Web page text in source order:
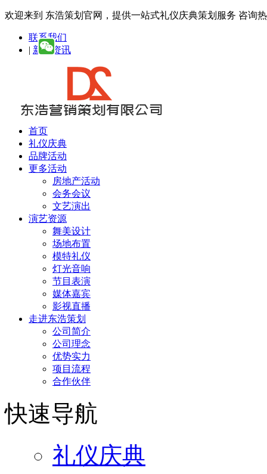
欢迎来到 东浩策划官网，提供一站式礼仪庆典策划服务 咨询
联系我们
| 新闻资讯
首页
礼仪庆典
品牌活动
更多活动
房地产活动
会务会议
文艺演出
演艺资源
舞美设计
场地布置
模特礼仪
灯光音响
节目表演
媒体嘉宾
影视直播
走进东浩策划
公司简介
公司理念
优势实力
项目流程
合作伙伴
快速导航
礼仪庆典